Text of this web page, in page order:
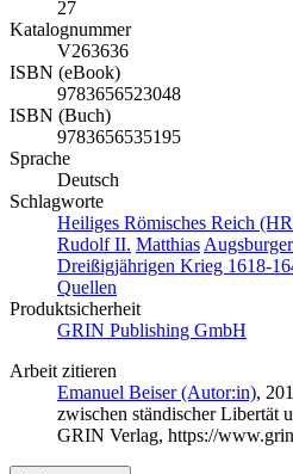
27
Katalognummer
V263636
ISBN (eBook)
9783656523048
ISBN (Buch)
9783656535195
Sprache
Deutsch
Schlagworte
Heiliges Römisches Reich
Rudolf II. Matthias
Dreißigjährigen Krieg 1618-
Quellen
Produktsicherheit
GRIN Publishing GmbH
Arbeit zitieren
Emanuel Beiser (Autor:in),
zwischen ständischer Libertät
GRIN Verlag, https://